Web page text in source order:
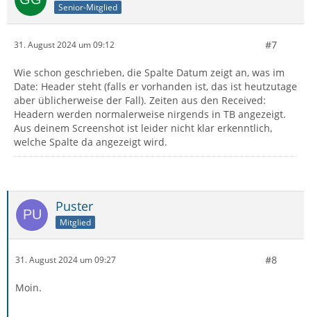
Senior-Mitglied
31. August 2024 um 09:12 #7
Wie schon geschrieben, die Spalte Datum zeigt an, was im
Date: Header steht (falls er vorhanden ist, das ist heutzutage
aber üblicherweise der Fall). Zeiten aus den Received:
Headern werden normalerweise nirgends in TB angezeigt.
Aus deinem Screenshot ist leider nicht klar erkenntlich,
welche Spalte da angezeigt wird.
Puster
Mitglied
31. August 2024 um 09:27 #8
Moin.